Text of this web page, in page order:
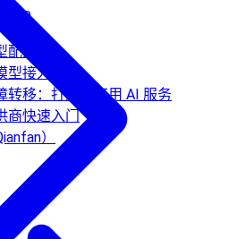
置
型接入指南
转移：打造高可用 AI 服务
商快速入门
）